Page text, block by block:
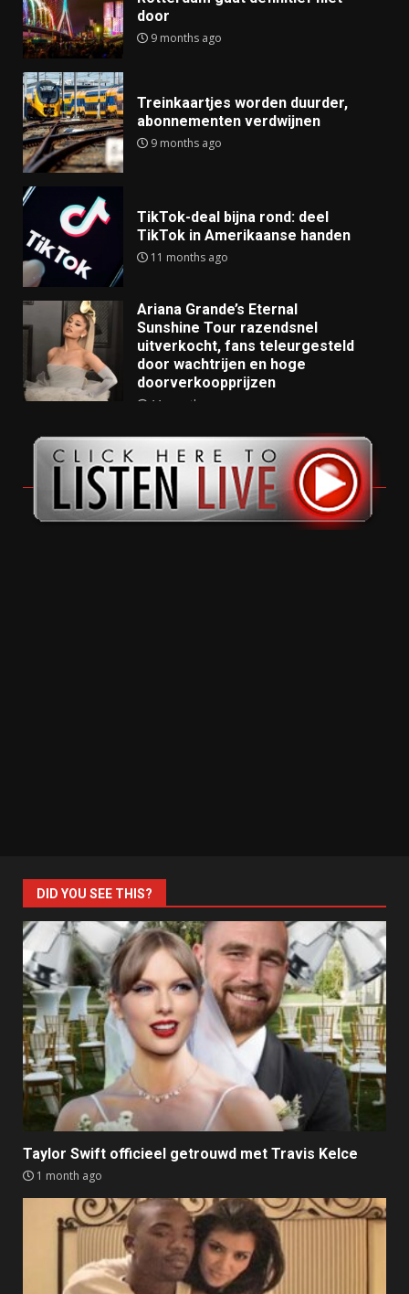
door
9 months ago
Treinkaartjes worden duurder,
abonnementen verdwijnen
9 months ago
TikTok-deal bijna rond: deel
TikTok in Amerikaanse handen
11 months ago
Ariana Grande’s Eternal
Sunshine Tour razendsnel
uitverkocht, fans teleurgesteld
door wachtrijen en hoge
doorverkoopprijzen
11 months ago
DID YOU SEE THIS?
Taylor Swift officieel getrouwd met Travis Kelce
1 month ago